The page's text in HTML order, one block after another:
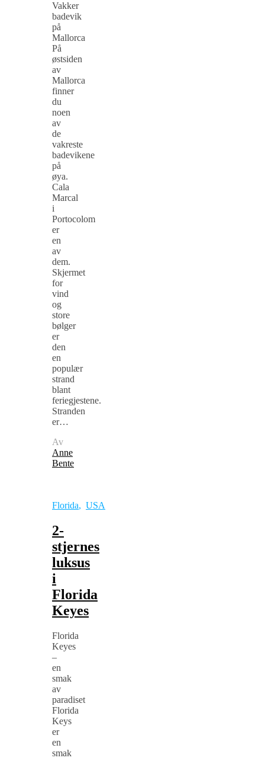
Vakker
badevik
på
Mallorca
På
østsiden
av
Mallorca
finner
du
noen
av
de
vakreste
badevikene
på
øya.
Cala
Marcal
i
Portocolom
er
en
av
dem.
Skjermet
for
vind
og
store
bølger
er
den
en
populær
strand
blant
feriegjestene.
Stranden
er…
Av
Anne
Bente
Florida, USA
2-
stjernes
luksus
i
Florida
Keyes
Florida
Keyes
–
en
smak
av
paradiset
Florida
Keys
er
en
smak